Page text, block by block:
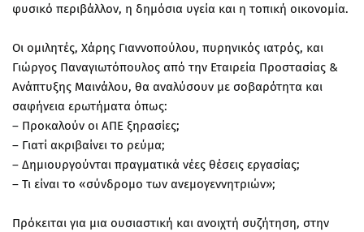
φυσικό περιβάλλον, η δημόσια υγεία και η τοπική οικονομία.
Οι ομιλητές, Χάρης Γιαννοπούλου, πυρηνικός ιατρός, και
Γιώργος Παναγιωτόπουλος από την Εταιρεία Προστασίας &
Ανάπτυξης Μαινάλου, θα αναλύσουν με σοβαρότητα και
σαφήνεια ερωτήματα όπως:
– Προκαλούν οι ΑΠΕ ξηρασίες;
– Γιατί ακριβαίνει το ρεύμα;
– Δημιουργούνται πραγματικά νέες θέσεις εργασίας;
– Τι είναι το «σύνδρομο των ανεμογεννητριών»;
Πρόκειται για μια ουσιαστική και ανοιχτή συζήτηση, στην